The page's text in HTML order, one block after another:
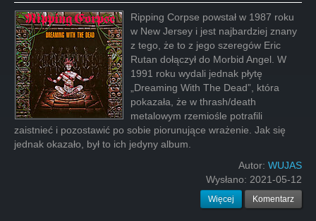
Ripping Corpse powstał w 1987 roku
w New Jersey i jest najbardziej znany
z tego, że to z jego szeregów Eric
Rutan dołączył do Morbid Angel. W
1991 roku wydali jednak płytę
„Dreaming With The Dead”, która
pokazała, że w thrash/death
metalowym rzemiośle potrafili
zaistnieć i pozostawić po sobie piorunujące wrażenie. Jak się
jednak okazało, był to ich jedyny album.
Autor: WUJAS
Wysłano: 2021-05-12
Więcej Komentarz